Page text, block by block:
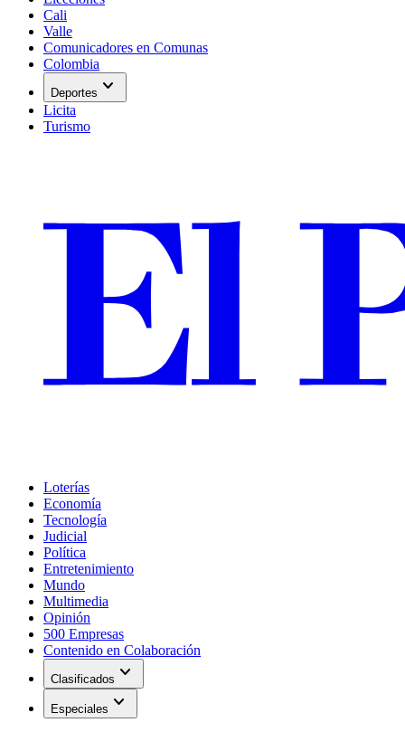
Cali
Valle
Comunicadores en Comunas
Colombia
Deportes expand_more
Licita
Turismo
Loterías
Economía
Tecnología
Judicial
Política
Entretenimiento
Mundo
Multimedia
Opinión
500 Empresas
Contenido en Colaboración
Clasificados expand_more
Especiales expand_more